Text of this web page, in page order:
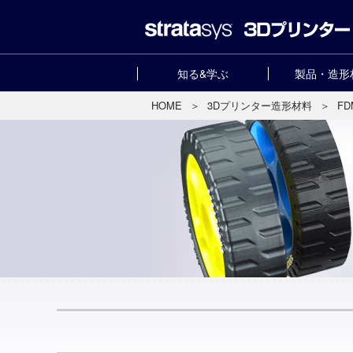
知る&学ぶ 製品・造形
HOME ＞ 3Dプリンター造形材料 ＞